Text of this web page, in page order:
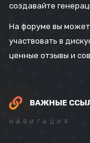
создавайте
На форуме вы
участвовать в
ценные отзывы и
ВАЖНЫЕ
НАВИГАЦИЯ